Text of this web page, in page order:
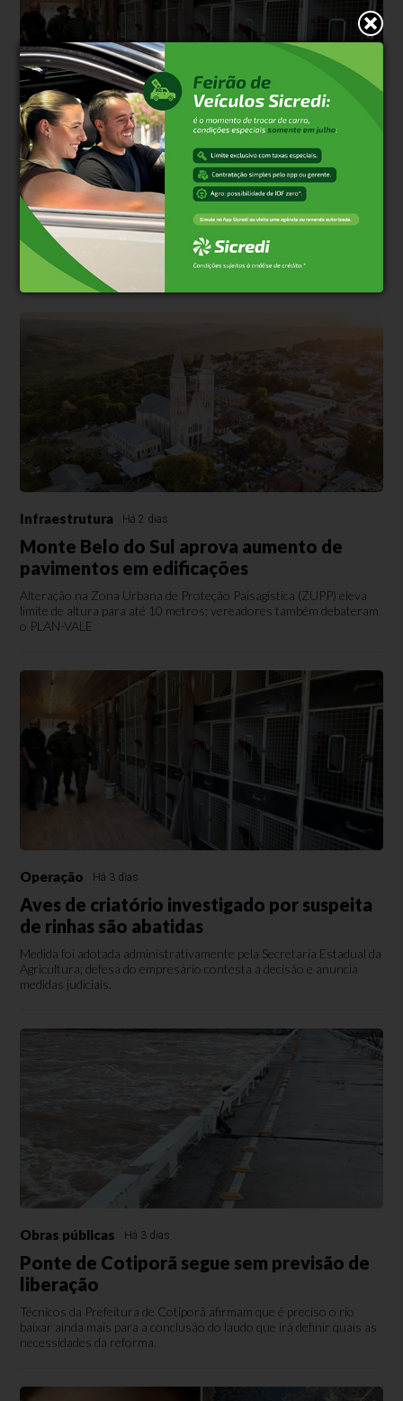
Polêmica Há 2 dias
Justiça suspende abate de galos, mas 500 já
haviam morrido
Liminar obtida pela defesa de investigado interrompeu o
procedimento em Gramado; Seapi alega risco sanitário por falta de
comprovação de origem das aves.
Infraestrutura Há 2 dias
Monte Belo do Sul aprova aumento de
pavimentos em edificações
Alteração na Zona Urbana de Proteção Paisagística (ZUPP) eleva
limite de altura para até 10 metros; vereadores também debateram
o PLAN-VALE
Operação Há 3 dias
Aves de criatório investigado por suspeita
de rinhas são abatidas
Medida foi adotada administrativamente pela Secretaria Estadual da
Agricultura; defesa do empresário contesta a decisão e anuncia
medidas judiciais.
Obras públicas Há 3 dias
Ponte de Cotiporã segue sem previsão de
liberação
Técnicos da Prefeitura de Cotiporã afirmam que é preciso o rio
baixar ainda mais para a conclusão do laudo que irá definir quais as
necessidades da reforma.